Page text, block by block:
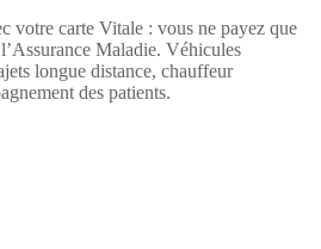
votre carte Vitale : vous ne payez que
Maladie. Véhicules
longue distance, chauffeur
des patients.